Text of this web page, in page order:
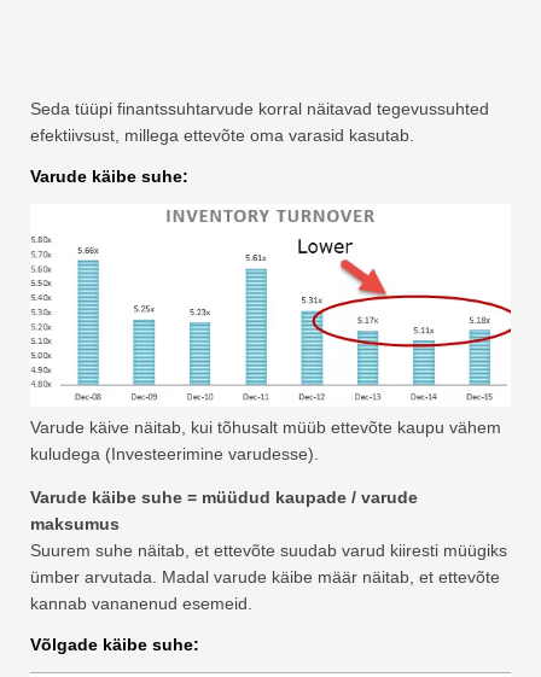
Seda tüüpi finantssuhtarvude korral näitavad tegevussuhted
efektiivsust, millega ettevõte oma varasid kasutab.
Varude käibe suhe:
Varude käive näitab, kui tõhusalt müüb ettevõte kaupu vähem
kuludega (Investeerimine varudesse).
Varude käibe suhe = müüdud kaupade / varude
maksumus
Suurem suhe näitab, et ettevõte suudab varud kiiresti müügiks
ümber arvutada. Madal varude käibe määr näitab, et ettevõte
kannab vananenud esemeid.
Võlgade käibe suhe: